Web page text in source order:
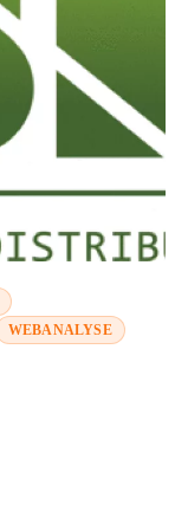
WEBANALYSE